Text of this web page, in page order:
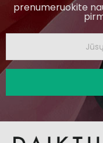
prenumeruokite